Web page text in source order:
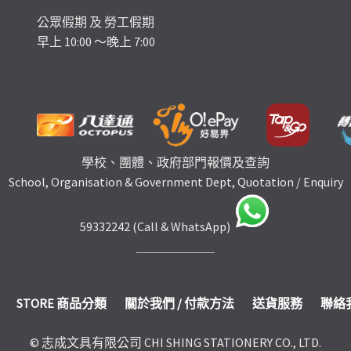
公眾假期 及 勞工假期
早上 10:00 ～晚上 7:00
學校、團體、政府部門報價及查詢
School, Organisation & Government Dept, Quotation / Enquiry
59332242 (Call & WhatsApp)
STORE 商品分類 關於我們 / 付款方法 送貨服務 聯絡
© 志成文具有限公司 CHI SHING STATIONERY CO., LTD.